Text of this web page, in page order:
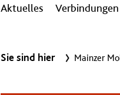
Aktuelles
Verbindungen
Sie sind hier Mainzer